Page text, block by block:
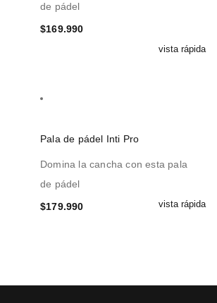
vista rápida
de pádel
$169.990
vista rápida
Pala de pádel Inti Pro
Domina la cancha con esta pala
de pádel
$179.990